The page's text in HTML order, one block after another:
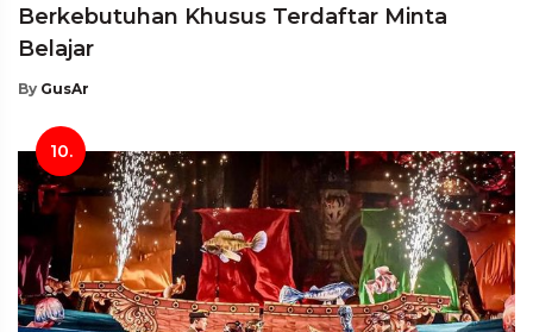
Berkebutuhan Khusus Terdaftar Minta
Belajar
By GusAr
10.